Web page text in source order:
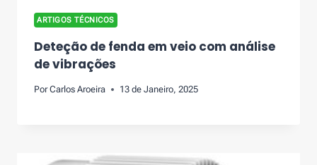
ARTIGOS TÉCNICOS
Deteção de fenda em veio com análise
de vibrações
Por Carlos Aroeira 13 de Janeiro, 2025